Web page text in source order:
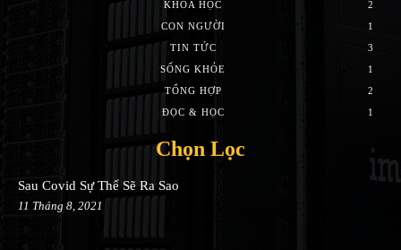
KHOA HỌC
2
CON NGƯỜI
1
TIN TỨC
3
SỐNG KHỎE
1
TỔNG HỢP
2
ĐỌC & HỌC
1
Chọn Lọc
Sau Covid Sự Thể Sẽ Ra Sao
11 Tháng 8, 2021